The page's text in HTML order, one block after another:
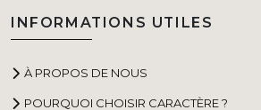
INFORMATIONS UTILES
À PROPOS DE NOUS
POURQUOI CHOISIR CARACTÈRE ?